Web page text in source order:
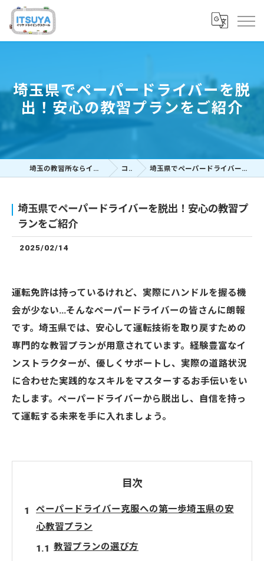
埼玉県でペーパードライバーを脱
出！安心の教習プランをご紹介
埼玉の教習所ならイツヤドライビングスクール コラム 埼玉県でペーパードライバーを脱出！安心の教習プランをご紹介
埼玉県でペーパードライバーを脱出！安心の教習プ
ランをご紹介
2025/02/14
運転免許は持っているけれど、実際にハンドルを握る機
会が少ない…そんなペーパードライバーの皆さんに朗報
です。埼玉県では、安心して運転技術を取り戻すための
専門的な教習プランが用意されています。経験豊富なイ
ンストラクターが、優しくサポートし、実際の道路状況
に合わせた実践的なスキルをマスターするお手伝いをい
たします。ペーパードライバーから脱出し、自信を持っ
て運転する未来を手に入れましょう。
目次
ペーパードライバー克服への第一歩埼玉県の安
心教習プラン
教習プランの選び方